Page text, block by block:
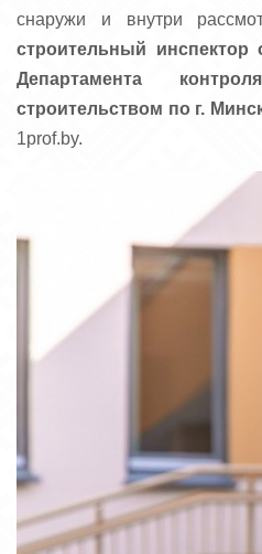
снаружи и внутри
строительный
Департамента
строительством по г.
1prof.by.